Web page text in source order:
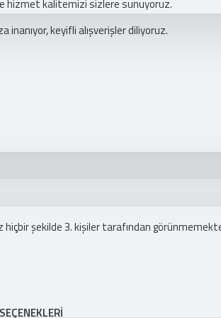
hizmet kalitemizi sizlere sunuyoruz.
inanıyor, keyifli alışverişler diliyoruz.
şekilde 3. kişiler tarafından